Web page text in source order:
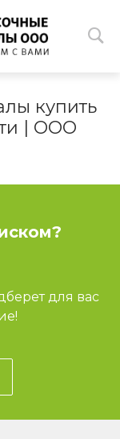
купить
| ООО
для вас